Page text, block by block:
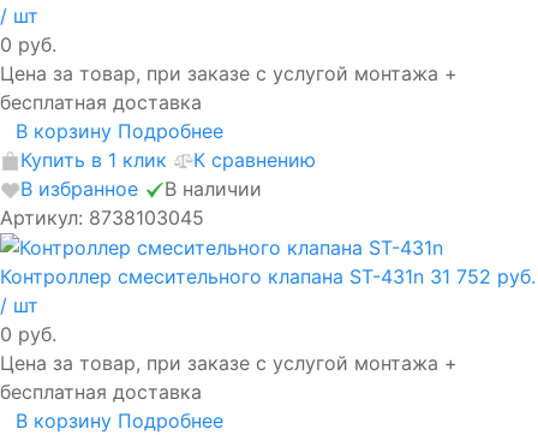
/ шт
0 руб.
Цена за товар, при заказе с услугой монтажа +
бесплатная доставка
В корзину Подробнее
Купить в 1 клик
К сравнению
В избранное
В наличии
Артикул: 8738103045
Контроллер смесительного клапана ST-431n 31 752 руб.
/ шт
0 руб.
Цена за товар, при заказе с услугой монтажа +
бесплатная доставка
В корзину Подробнее